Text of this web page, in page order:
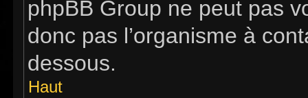
phpBB Group ne peut pas
donc pas l’organisme à
dessous.
Haut